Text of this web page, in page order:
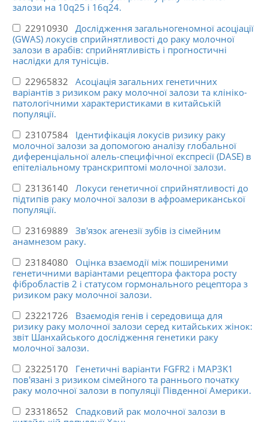
залози на 10q25 і 16q24.
22910930 Дослідження загальногеномної асоціації
(GWAS) локусів сприйнятливості до раку молочної
залози в арабів: сприйнятливість і прогностичні
наслідки для тунісців.
22965832 Асоціація загальних генетичних
варіантів з ризиком раку молочної залози та клініко-
патологічними характеристиками в китайській
популяції.
23107584 Ідентифікація локусів ризику раку
молочної залози за допомогою аналізу глобальної
диференціальної алель-специфічної експресії (DASE) в
епітеліальному транскриптомі молочної залози.
23136140 Локуси генетичної сприйнятливості до
підтипів раку молочної залози в афроамериканської
популяції.
23169889 Зв'язок агенезії зубів із сімейним
анамнезом раку.
23184080 Оцінка взаємодії між поширеними
генетичними варіантами рецептора фактора росту
фібробластів 2 і статусом гормонального рецептора з
ризиком раку молочної залози.
23221726 Взаємодія генів і середовища для
ризику раку молочної залози серед китайських жінок:
звіт Шанхайського дослідження генетики раку
молочної залози.
23225170 Генетичні варіанти FGFR2 і MAP3K1
пов'язані з ризиком сімейного та раннього початку
раку молочної залози в популяції Південної Америки.
23318652 Спадковий рак молочної залози в